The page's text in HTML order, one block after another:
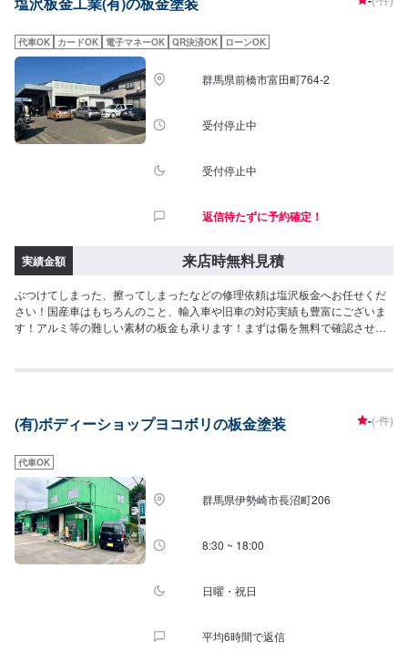
BMW320iクーペ2,000円テスラモデル31,000円----------------------------------------
----------【1】オファーにてお問い合わせ【2】お見積り【3】お見積りにご納
得いただければ作業開始【4】仕上がり次第納車-----------パーツ持ち込みにつ
いて-----------パーツの持ち込み可能です。オファーにて詳細をお願い致しま
す。【定休日・営業時間】定休日：日曜日、祝日営業時間：8:30~17:30
代車OK カードOK 電子マネーOK QR決済OK ローンOK
群馬県前橋市富田町764-2
受付停止中
受付停止中
返信待たずに予約確定！
実績金額 来店時無料見積
ぶつけてしまった、擦ってしまったなどの修理依頼は塩沢板金へお任せくだ
さい！国産車はもちろんのこと、輸入車や旧車の対応実績も豊富にございま
す！アルミ等の難しい素材の板金も承ります！まずは傷を無料で確認させて
(有)ボディーショップヨコボリの板金塗装 -(-件)
代車OK
群馬県伊勢崎市長沼町206
8:30 ~ 18:00
日曜・祝日
平均6時間で返信